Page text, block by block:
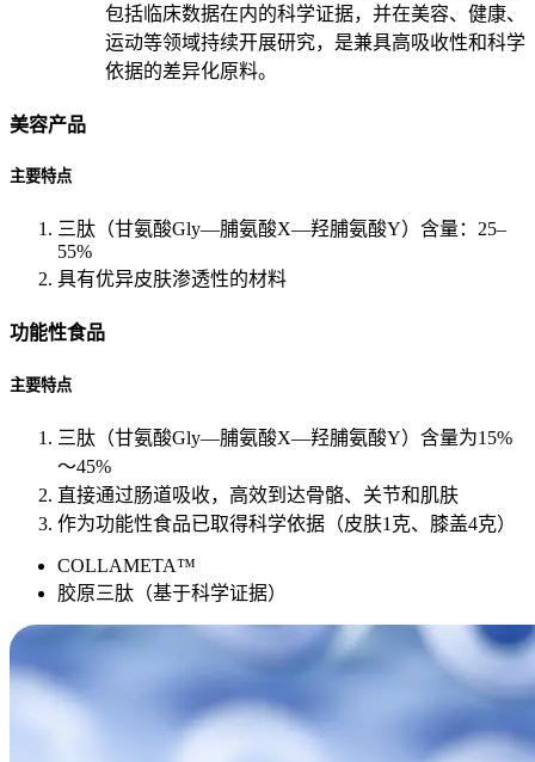
包括临床数据在内的科学证据，并在美容、健康、
运动等领域持续开展研究，是兼具高吸收性和科学
依据的差异化原料。
美容产品
主要特点
三肽（甘氨酸Gly—脯氨酸X—羟脯氨酸Y）含量：25–
55%
具有优异皮肤渗透性的材料
功能性食品
主要特点
三肽（甘氨酸Gly—脯氨酸X—羟脯氨酸Y）含量为15%
～45%
直接通过肠道吸收，高效到达骨骼、关节和肌肤
作为功能性食品已取得科学依据（皮肤1克、膝盖4克）
COLLAMETA™
胶原三肽（基于科学证据）